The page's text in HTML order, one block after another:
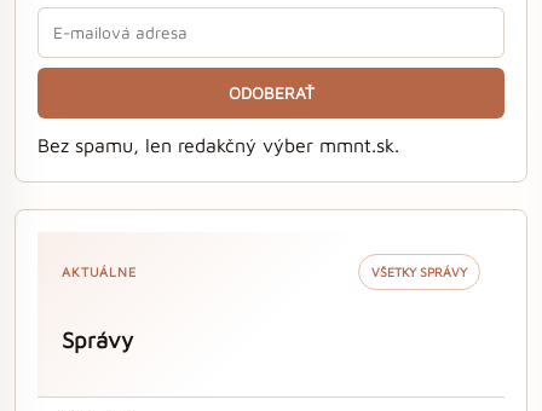
ODOBERAŤ
Bez spamu, len redakčný výber mmnt.sk.
AKTUÁLNE VŠETKY SPRÁVY
Správy